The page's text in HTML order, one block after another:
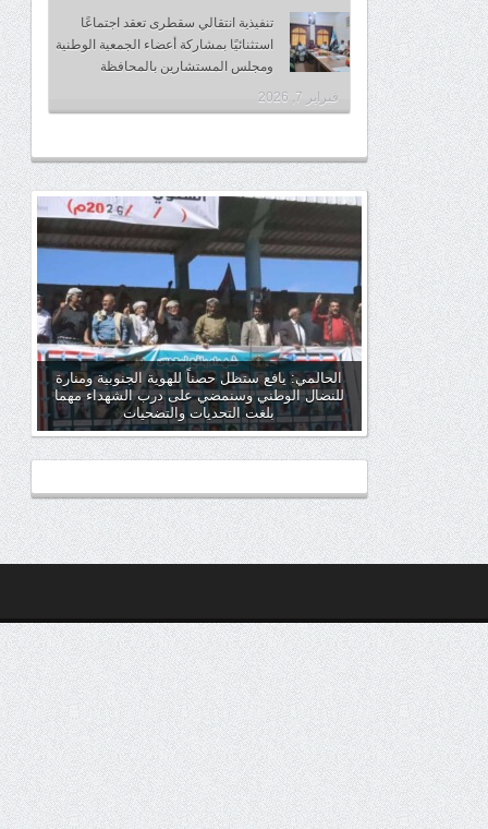
تنفيذية انتقالي سقطرى تعقد اجتماعًا
استثنائيًا بمشاركة أعضاء الجمعية الوطنية
ومجلس المستشارين بالمحافظة
فبراير 7, 2026
الحالمي: يافع ستظل حصناً للهوية الجنوبية ومنارة
للنضال الوطني وسنمضي على درب الشهداء مهما
بلغت التحديات والتضحيات